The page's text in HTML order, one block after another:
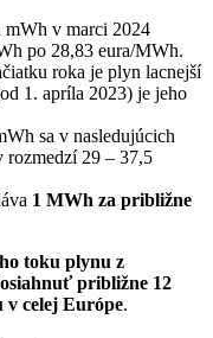
mWh v marci 2024
po 28,83 eura/MWh.
roka je plyn lacnejší
1. apríla 2023) je jeho
sa v nasledujúcich
rozmedzí 29 – 37,5
1 MWh za približne
toku plynu z
približne 12
v celej Európe.